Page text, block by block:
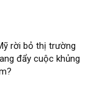
rời bỏ thị trường
đẩy cuộc khủng